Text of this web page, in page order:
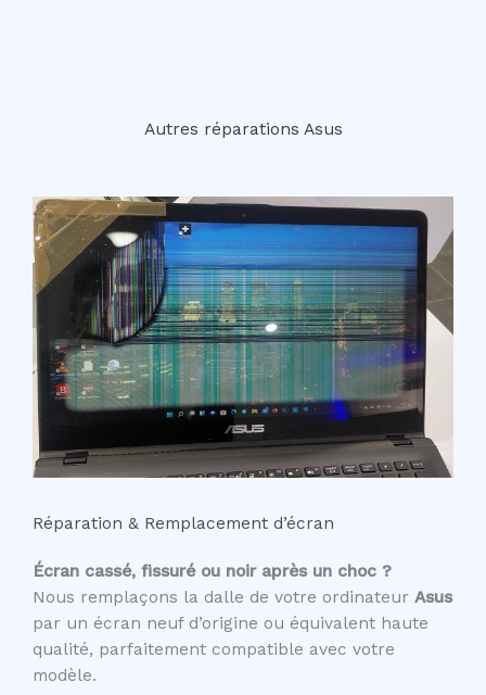
Autres réparations Asus
Réparation & Remplacement d’écran
Écran cassé, fissuré ou noir après un choc ?
Nous remplaçons la dalle de votre ordinateur Asus
par un écran neuf d’origine ou équivalent haute
qualité, parfaitement compatible avec votre
modèle.